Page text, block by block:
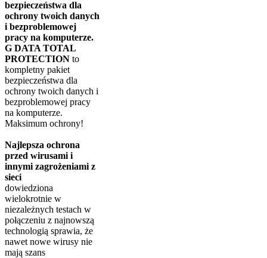
bezpieczeństwa dla
ochrony twoich danych
i bezproblemowej
pracy na komputerze.
G DATA TOTAL
PROTECTION to
kompletny pakiet
bezpieczeństwa dla
ochrony twoich danych i
bezproblemowej pracy
na komputerze.
Maksimum ochrony!
Najlepsza ochrona
przed wirusami i
innymi zagrożeniami z
sieci
dowiedziona
wielokrotnie w
niezależnych testach w
połączeniu z najnowszą
technologią sprawia, że
nawet nowe wirusy nie
mają szans